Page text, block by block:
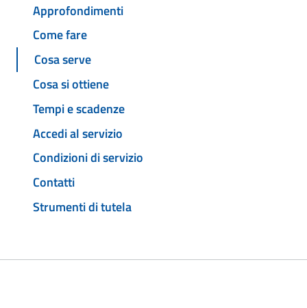
Approfondimenti
Come fare
Cosa serve
Cosa si ottiene
Tempi e scadenze
Accedi al servizio
Condizioni di servizio
Contatti
Strumenti di tutela